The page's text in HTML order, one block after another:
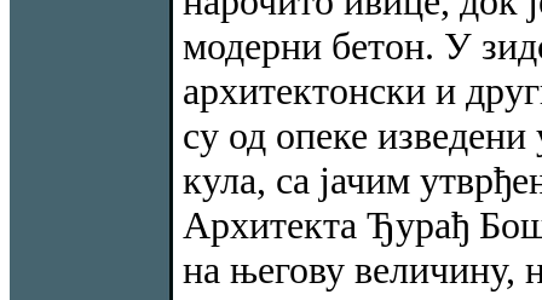
модерни бетон. У
архитектонски и
су од опеке
кула, са јачим
Архитекта Ђурађ
на његову величину,